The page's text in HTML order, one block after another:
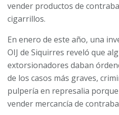
vender productos de
cigarrillos.
En enero de este año, una
OIJ de Siquirres reveló que
extorsionadores daban
de los casos más graves,
pulpería en represalia
vender mercancía de